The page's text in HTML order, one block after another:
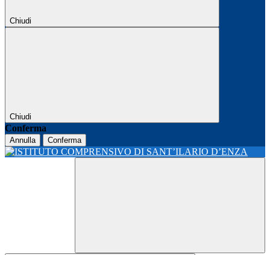
Chiudi
Chiudi
Conferma
Annulla Conferma